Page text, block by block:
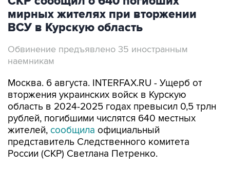
мирных жителях при вторжении
ВСУ в Курскую область
Обвинение предъявлено 35 иностранным
наемникам
Москва. 6 августа. INTERFAX.RU - Ущерб от
вторжения украинских войск в Курскую
область в 2024-2025 годах превысил 0,5 трлн
рублей, погибшими числятся 640 местных
жителей, сообщила официальный
представитель Следственного комитета
России (СКР) Светлана Петренко.